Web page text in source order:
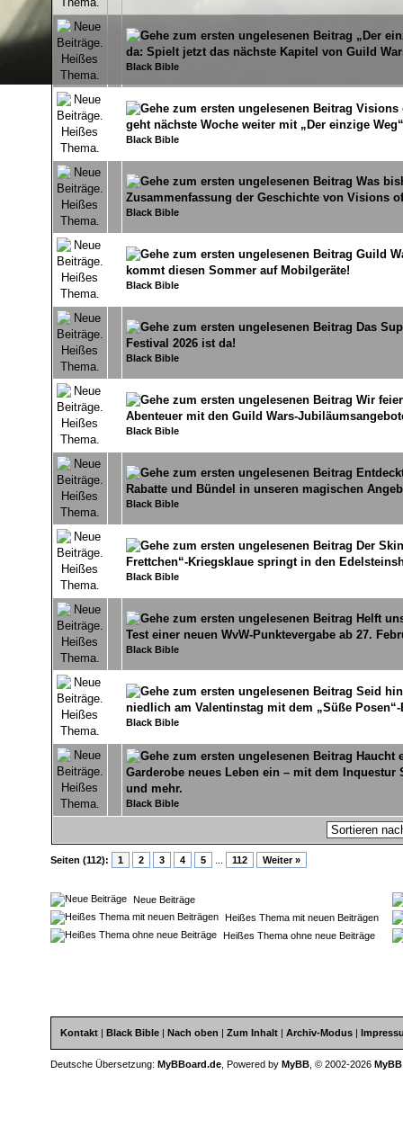
„Der
da: Spielt jetzt das nächste Kapitel von Guild
Black Bible
0 Bewertung(en) - 0 von 5 durchschnittlich
123 45
Visions
geht nächste Woche weiter mit „Der einzige Weg“
Black Bible
0 Bewertung(en) - 0 von 5 durchschnittlich
12345
Was
Zusammenfassung der Geschichte von Visions
Black Bible
0 Bewertung(en) - 0 von 5 durchschnittlich
1 2345
Guild
kommt diesen Sommer auf Mobilgeräte!
Black Bible
0 Bewertung(en) - 0 von 5 durchschnittlich
1 2345
Das
Festival 2026 ist da!
Black Bible
0 Bewertung(en) - 0 von 5 durchschnittlich
12 345
Wir
Abenteuer mit den Guild Wars-
Black Bible
0 Bewertung(en) - 0 von 5 durchschnittlich
1234 5
Rabatte und Bündel in unseren magischen
Black Bible
0 Bewertung(en) - 0 von 5 durchschnittlich
123 45
Der
Frettchen“-Kriegsklaue springt in den
Black Bible
0 Bewertung(en) - 0 von 5 durchschnittlich
12345
Helft
Test einer neuen WvW-Punktevergabe ab 27.
Black Bible
0 Bewertung(en) - 0 von 5 durchschnittlich
123 45
Seid
niedlich am Valentinstag mit dem „Süße
Black Bible
0 Bewertung(en) - 0 von 5 durchschnittlich
12 345
Haucht
Garderobe neues Leben ein – mit dem Inquestur
und mehr.
Black Bible
0 Bewertung(en) - 0 von 5 durchschnittlich
1 2 3 4 5
Seiten (112): 1 2 3 4 5 112 Weiter »
Neue Beiträge
Heißes Thema mit neuen Beiträgen
Heißes Thema ohne neue Beiträge
Kontakt |Black Bible |Nach oben |Zum Inhalt |Archiv-Modus |
Deutsche Übersetzung:MyBBoard.de , Powered byMyBB , © 2002-2026